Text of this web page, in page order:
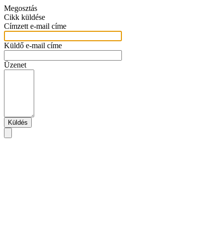
Megosztás
Cikk küldése
Címzett e-mail címe
Küldő e-mail címe
Üzenet